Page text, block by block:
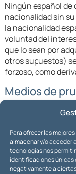
Para ofrecer las
almacenar y/o acceder
tecnologías nos
identificaciones únicas
negativamente a
Ningún español de
nacionalidad sin
la nacionalidad
voluntad del
que lo sean por
otros supuestos)
forzoso, como
Medios de
española
aquellos
su recuperación:
nacionalidad
Registro Civil. La